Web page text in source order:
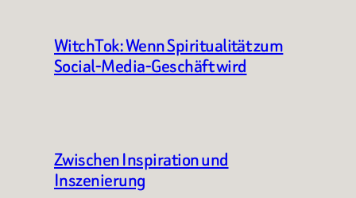
WitchTok: Wenn Spiritualität zum
Social-Media-Geschäft wird
Zwischen Inspiration und
Inszenierung